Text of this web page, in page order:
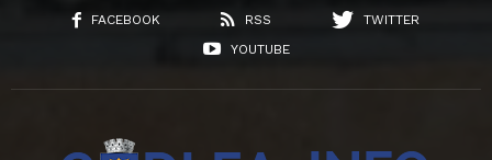
FACEBOOK RSS
TWITTER
YOUTUBE